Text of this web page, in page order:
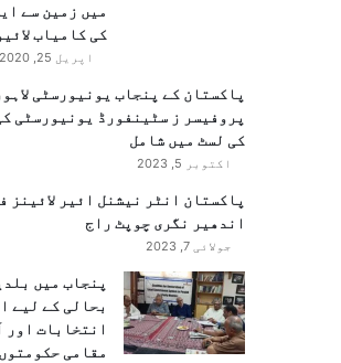
میں زمین سے
کی کامیاب
اپریل 25, 2020
پاکستان کے پنجاب یونیورسٹی
پروفیسر ز سٹینفورڈ یونیورسٹی
کی لسٹ میں شامل
اکتوبر 5, 2023
پاکستان انٹر نیشنل ائیر لائینز
اندھیر نگری چوپٹ راج
جولائی 7, 2023
پنجاب میں
بحالی کے لیے
انتخابات اور
مقامی